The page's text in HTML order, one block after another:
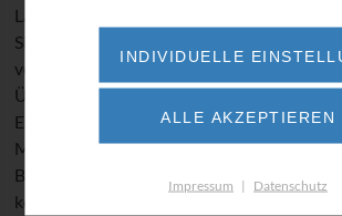
Ladearme, Dämpfeleitungen, VRU und
Sicherheitseinrichtungen. Der Transport
vom Dock zur VRU umgesetzt werden.
Überfüllung, Über- / Unterdruckschutz
Explosionsschutz berücksichtigt werden.
Membrane Technology GmbH bietet dafür
BORSIG
können diese Anlagen mit einer BORSIG
INDIVIDUELLE
ALLE AKZEPTIEREN
Impressum | Datenschutz